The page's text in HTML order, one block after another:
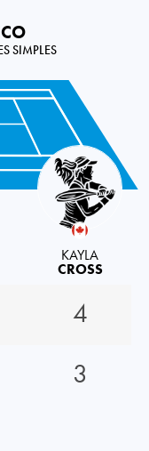
SIMPLES
KAYLA
CROSS
4
3